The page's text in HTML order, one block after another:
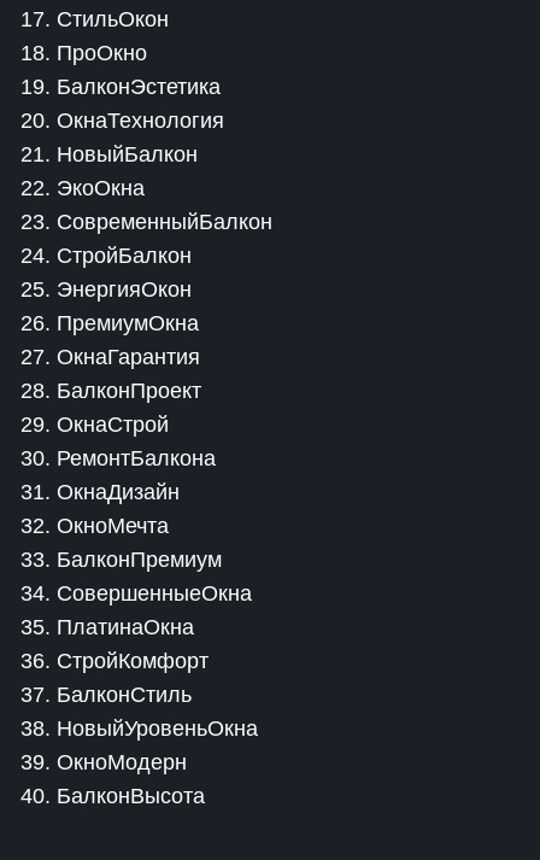
17. СтильОкон
18. ПроОкно
19. БалконЭстетика
20. ОкнаТехнология
21. НовыйБалкон
22. ЭкоОкна
23. СовременныйБалкон
24. СтройБалкон
25. ЭнергияОкон
26. ПремиумОкна
27. ОкнаГарантия
28. БалконПроект
29. ОкнаСтрой
30. РемонтБалкона
31. ОкнаДизайн
32. ОкноМечта
33. БалконПремиум
34. СовершенныеОкна
35. ПлатинаОкна
36. СтройКомфорт
37. БалконСтиль
38. НовыйУровеньОкна
39. ОкноМодерн
40. БалконВысота